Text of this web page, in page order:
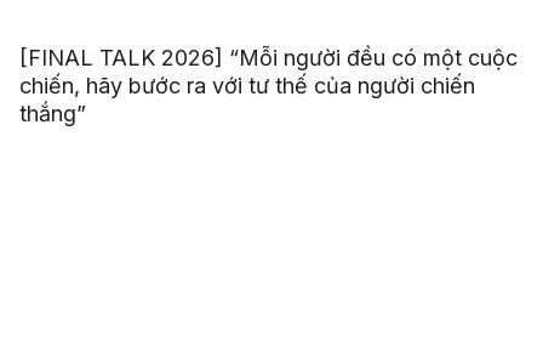
[FINAL TALK 2026] “Mỗi người đều có một cuộc
chiến, hãy bước ra với tư thế của người chiến
thắng”